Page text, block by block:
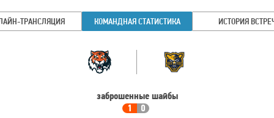
ТРАНСЛЯЦИЯ КОМАНДНАЯ СТАТИСТИКА ИСТОРИЯ
Команда
заброшенные шайбы
1
0